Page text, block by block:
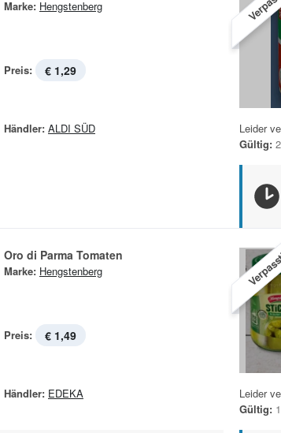
Marke: Hengstenberg
Preis: € 1,29
Händler: ALDI SÜD
Leider
Gültig:
Oro di Parma Tomaten
Marke: Hengstenberg
Preis: € 1,49
Händler: EDEKA
Leider
Gültig: